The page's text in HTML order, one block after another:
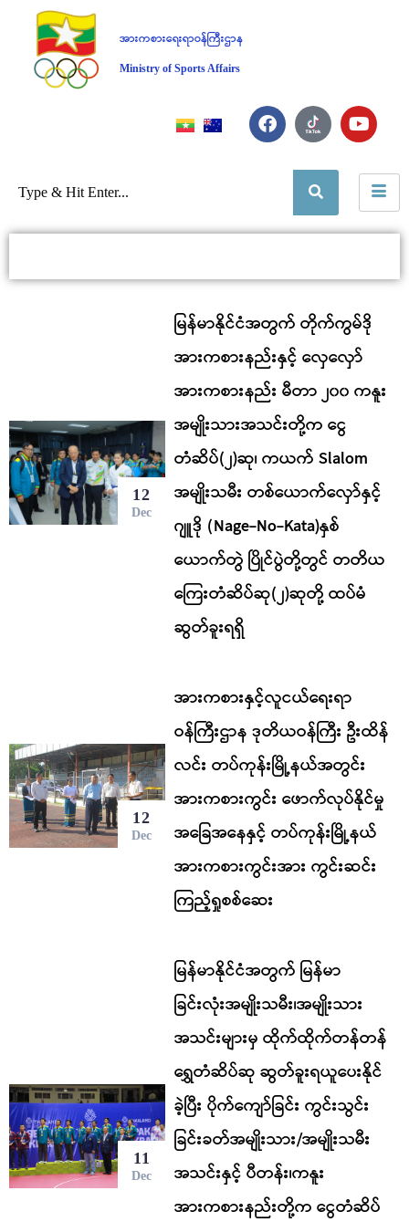
အားကစားရေးရာဝန်ကြီးဌာန
Ministry of Sports Affairs
12
Dec
မြန်မာနိုင်ငံအတွက် တိုက်ကွမ်ဒို
အားကစားနည်းနှင့် လှေလှော်
အားကစားနည်း မီတာ ၂၀၀ ကနူး
အမျိုးသားအသင်းတို့က ငွေ
တံဆိပ်(၂)ဆု၊ ကယက် Slalom
အမျိုးသမီး တစ်ယောက်လှော်နှင့်
ဂျူဒို (Nage-No-Kata)နှစ်
ယောက်တွဲ ပြိုင်ပွဲတို့တွင် တတိယ
ကြေးတံဆိပ်ဆု(၂)ဆုတို့ ထပ်မံ
ဆွတ်ခူးရရှိ
12
Dec
အားကစားနှင့်လူငယ်ရေးရာ
ဝန်ကြီးဌာန ဒုတိယဝန်ကြီး ဦးထိန်
လင်း တပ်ကုန်းမြို့နယ်အတွင်း
အားကစားကွင်း ဖောက်လုပ်နိုင်မှု
အခြေအနေနှင့် တပ်ကုန်းမြို့နယ်
အားကစားကွင်းအား ကွင်းဆင်း
ကြည့်ရှုစစ်ဆေး
11
Dec
မြန်မာနိုင်ငံအတွက် မြန်မာ
ခြင်းလုံးအမျိုးသမီး၊အမျိုးသား
အသင်းများမှ ထိုက်ထိုက်တန်တန်
ရွှေတံဆိပ်ဆု ဆွတ်ခူးရယူပေးနိုင်
ခဲ့ပြီး ပိုက်ကျော်ခြင်း ကွင်းသွင်း
ခြင်းခတ်အမျိုးသား/အမျိုးသမီး
အသင်းနှင့် ပီတန်း၊ကနူး
အားကစားနည်းတို့က ငွေတံဆိပ်